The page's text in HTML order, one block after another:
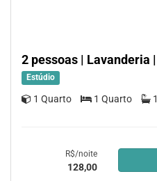
2 pessoas | Lavanderia
Estúdio
1 Quarto 1 Quarto
R$/noite
128,00